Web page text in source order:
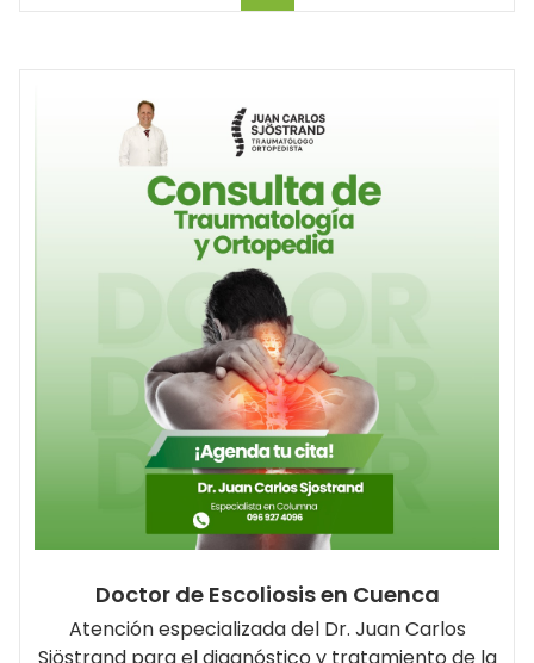
Doctor de Escoliosis en Cuenca
Atención especializada del Dr. Juan Carlos
Sjöstrand para el diagnóstico y tratamiento de la